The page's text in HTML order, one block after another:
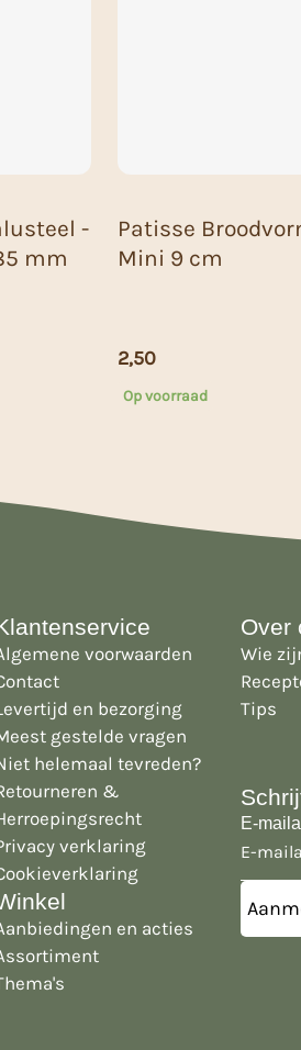
-
mm
Patisse
Mini 9 cm
2,50
Op voorraad
voorwaarden
en bezorging
gestelde vragen
helemaal tevreden?
&
verklaring
en acties
Over
Wie
Tips
E-